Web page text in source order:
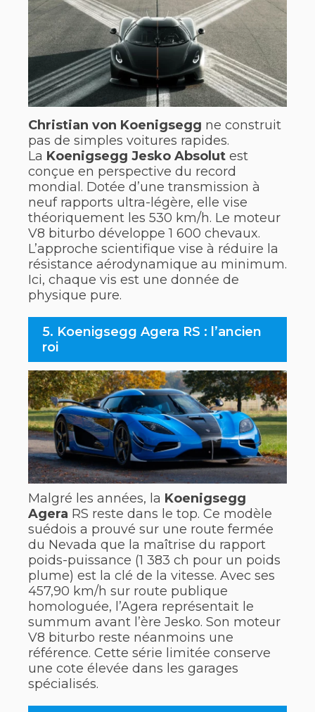
Christian von Koenigsegg ne construit
pas de simples voitures rapides.
La Koenigsegg Jesko Absolut est
conçue en perspective du record
mondial. Dotée d’une transmission à
neuf rapports ultra-légère, elle vise
théoriquement les 530 km/h. Le moteur
V8 biturbo développe 1 600 chevaux.
L’approche scientifique vise à réduire la
résistance aérodynamique au minimum.
Ici, chaque vis est une donnée de
physique pure.
5. Koenigsegg Agera RS : l’ancien
roi
Malgré les années, la Koenigsegg
Agera RS reste dans le top. Ce modèle
suédois a prouvé sur une route fermée
du Nevada que la maîtrise du rapport
poids-puissance (1 383 ch pour un poids
plume) est la clé de la vitesse. Avec ses
457,90 km/h sur route publique
homologuée, l’Agera représentait le
summum avant l’ère Jesko. Son moteur
V8 biturbo reste néanmoins une
référence. Cette série limitée conserve
une cote élevée dans les garages
spécialisés.